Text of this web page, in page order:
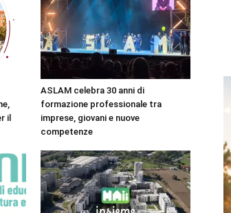
il
ASLAM celebra 30 anni di
formazione professionale tra
imprese, giovani e nuove
competenze